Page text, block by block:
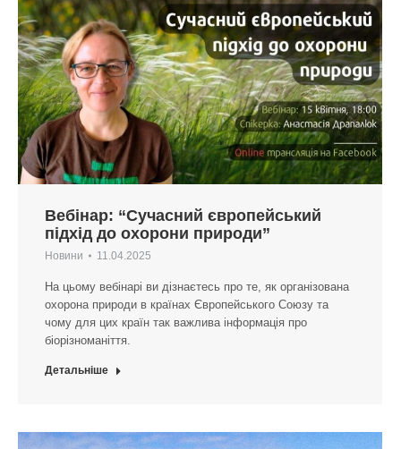
Вебінар: “Сучасний європейський
підхід до охорони природи”
Новини 11.04.2025
На цьому вебінарі ви дізнаєтесь про те, як організована
охорона природи в країнах Європейського Союзу та
чому для цих країн так важлива інформація про
біорізноманіття.
Детальніше